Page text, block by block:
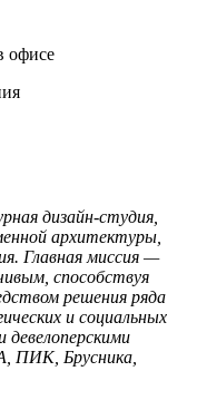
офисе
дизайн-студия,
архитектуры,
Главная миссия —
способствуя
решения ряда
и социальных
ПИК, Брусника,